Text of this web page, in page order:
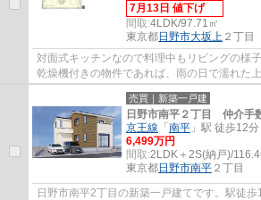
7月13日 値下げ
間取:4LDK/97.71㎡
東京都日野市大坂上 ２丁目
対面式キッチンなので料理中もリビングの様
乾燥機付きの物件であれば、雨の日で濡れた
す。駅から徒歩10分圏内の物件です。家族...
売買｜新築一戸建
日野市南平２丁目 仲介手
京王線 「 南平 」駅 徒歩12分
6,499万円
間取:2LDK＋2S(納戸)/
東京都日野市南平 ２丁目
日野市南平2丁目の新築一戸建てです。駅徒